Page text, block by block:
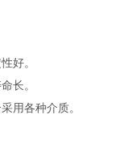
好。
长。
用各种介质。